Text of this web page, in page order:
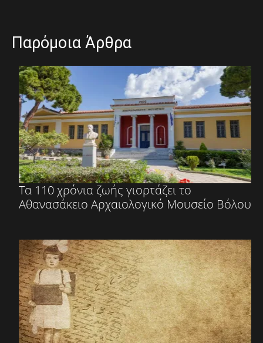
Παρόμοια Άρθρα
Τα 110 χρόνια ζωής γιορτάζει το
Αθανασάκειο Αρχαιολογικό Μουσείο Βόλου